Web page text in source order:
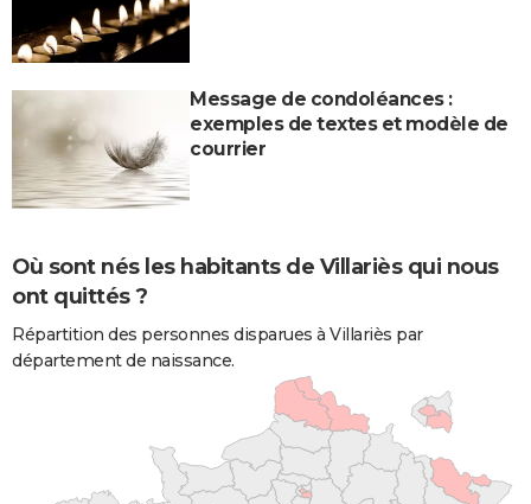
Message de condoléances :
exemples de textes et modèle de
courrier
Où sont nés les habitants de Villariès qui nous
ont quittés ?
Répartition des personnes disparues à Villariès par
département de naissance.